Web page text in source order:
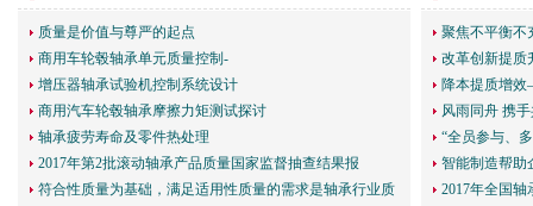
质量是价值与尊严的起点
商用车轮毂轴承单元质量控制-
增压器轴承试验机控制系统设计
商用汽车轮毂轴承摩擦力矩测试探讨
轴承疲劳寿命及零件热处理
2017年第2批滚动轴承产品质量国家监督抽查结果报
符合性质量为基础，满足适用性质量的需求是轴承行业质
聚焦不平衡不
改革创新提质
降本提质增
风雨同舟 携
“全员参与、
智能制造帮助
2017年全国